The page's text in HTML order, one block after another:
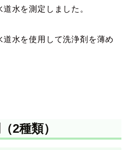
水を測定しました。
道水を使用して洗浄剤を薄め
2種類）